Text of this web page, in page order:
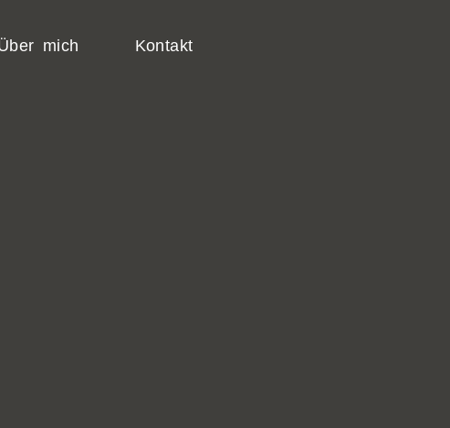
mich Kontakt